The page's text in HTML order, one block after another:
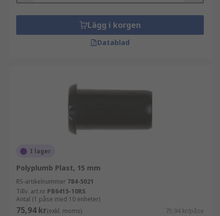
Lägg i korgen
Datablad
I lager
Polyplumb Plast, 15 mm
RS-artikelnummer 784-5021
Tillv. art.nr PB6415-10RS
Antal (1 påse med 10 enheter)
75,94 kr(exkl. moms) 75,94 kr/påse